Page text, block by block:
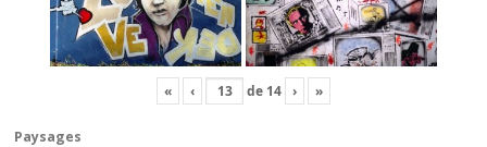
« ‹ de 14 › »
Paysages